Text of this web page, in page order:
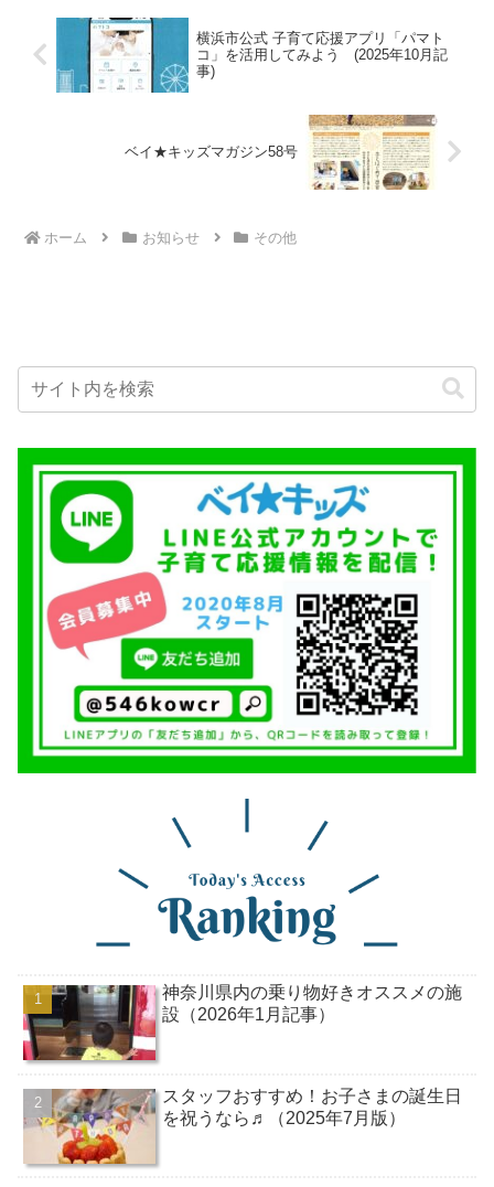
横浜市公式 子育て応援アプリ「パマト
コ」を活用してみよう (2025年10月記
事)
ベイ★キッズマガジン58号
ホーム お知らせ その他
神奈川県内の乗り物好きオススメの施
設（2026年1月記事）
スタッフおすすめ！お子さまの誕生日
を祝うなら♬（2025年7月版）